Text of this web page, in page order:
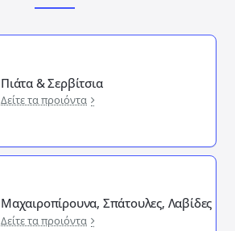
Πιάτα & Σερβίτσια
Δείτε τα προιόντα
Μαχαιροπίρουνα, Σπάτουλες, Λαβίδες
Δείτε τα προιόντα